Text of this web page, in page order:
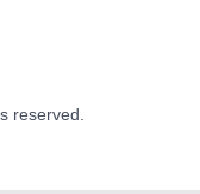
reserved.